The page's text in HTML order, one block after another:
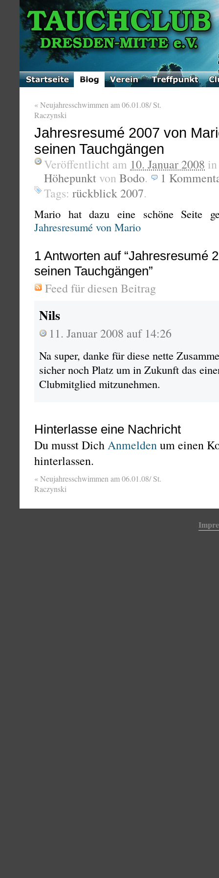
«Neujahresschwimmen am 06.01.08/ St.
Raczynski
Jahresresumé 2007 von
seinen Tauchgängen
Veröffentlicht am 10. Januar 2008
Höhepunkt von Bodo. 1
Tags: rückblick 2007.
Mario hat dazu eine schöne Seite
Jahresresumé von Mario
1 Antworten auf “Jahresresumé
seinen Tauchgängen”
Feed für diesen Beitrag
Nils
11. Januar 2008 auf 14:26
Na super, danke für diese nette
sicher noch Platz um in Zukunft das
Clubmitglied mitzunehmen.
Hinterlasse eine Nachricht
Du musst DichAnmeldenum einen
hinterlassen.
«Neujahresschwimmen am 06.01.08/ St.
Raczynski